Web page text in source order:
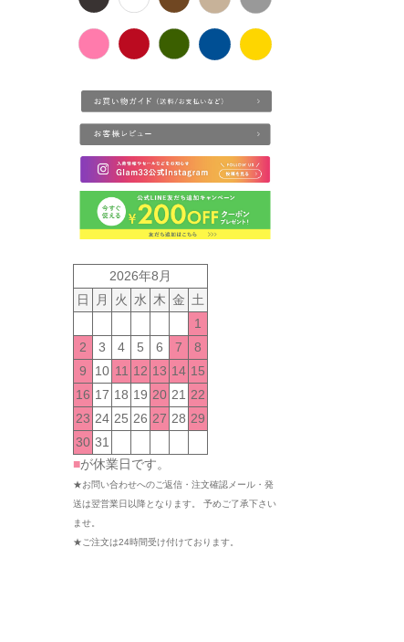
2026年8月
日
月 火 水 木 金 土
1
2
3 4 5 6 7
8
9
10 11 12 13 14 15
16 17 18 19 20 21 22
23 24 25 26 27 28 29
30 31
■が休業日です。
★お問い合わせへのご返信・注文確認メール・発
送は翌営業日以降となります。 予めご了承下さい
ませ。
★ご注文は24時間受け付けております。